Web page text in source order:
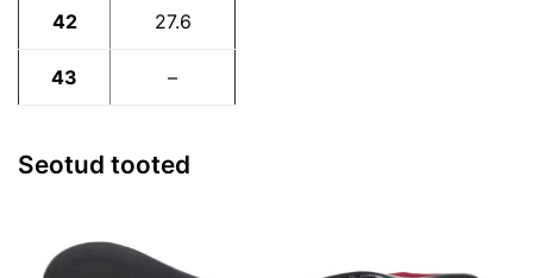
42 27.6
43 –
Seotud tooted